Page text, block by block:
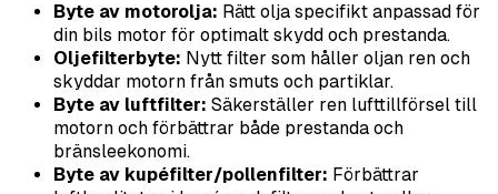
Byte av motorolja: Rätt olja specifikt anpassad för
din bils motor för optimalt skydd och prestanda.
Oljefilterbyte: Nytt filter som håller oljan ren och
skyddar motorn från smuts och partiklar.
Byte av luftfilter: Säkerställer ren lufttillförsel till
motorn och förbättrar både prestanda och
bränsleekonomi.
Byte av kupéfilter/pollenfilter: Förbättrar